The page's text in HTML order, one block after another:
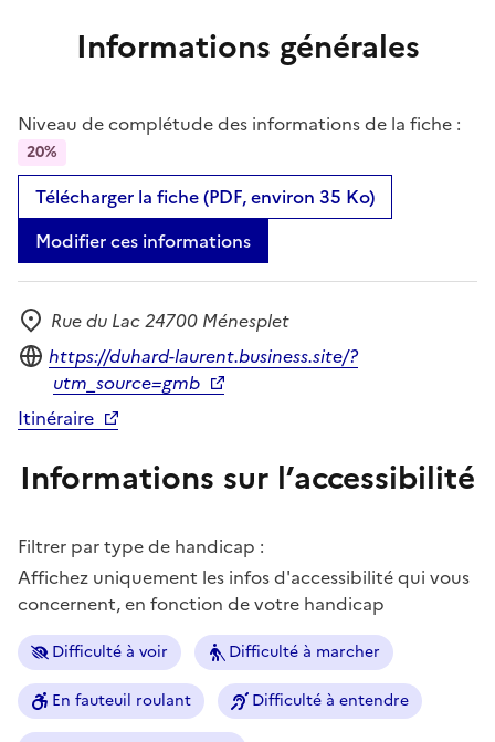
Informations générales
Niveau de complétude des informations de la fiche :
20%
Télécharger la fiche (PDF, environ 35 Ko)
Modifier ces informations
Adresse
Rue du Lac 24700 Ménesplet
Site internet
https://duhard-laurent.business.site/?
utm_source=gmb
Itinéraire
Informations sur l’accessibilité
Filtrer par type de handicap :
Affichez uniquement les infos d'accessibilité qui vous
concernent, en fonction de votre handicap
Difficulté à voir Difficulté à marcher
En fauteuil roulant Difficulté à entendre